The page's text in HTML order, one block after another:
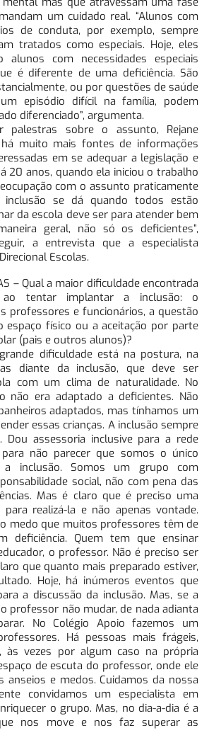
um cuidado real. “Alunos com
de conduta, por exemplo, sempre
tratados como especiais. Hoje, eles
alunos com necessidades especiais
é diferente de uma deficiência. São
ou por questões de saúde
episódio difícil na família, podem
diferenciado”, argumenta.
palestras sobre o assunto, Rejane
muito mais fontes de informações
em se adequar a legislação e
20 anos, quando ela iniciou o trabalho
com o assunto praticamente
inclusão se dá quando todos estão
da escola deve ser para atender bem
geral, não só os deficientes”,
a entrevista que a especialista
Escolas.
– Qual a maior dificuldade encontrada
tentar implantar a inclusão: o
professores e funcionários, a questão
espaço físico ou a aceitação por parte
(pais e outros alunos)?
dificuldade está na postura, na
diante da inclusão, que deve ser
com um clima de naturalidade. No
não era adaptado a deficientes. Não
adaptados, mas tínhamos um
essas crianças. A inclusão sempre
Dou assessoria inclusive para a rede
não parecer que somos o único
a inclusão. Somos um grupo com
social, não com pena das
Mas é claro que é preciso uma
realizá-la e não apenas vontade.
medo que muitos professores têm de
deficiência. Quem tem que ensinar
o professor. Não é preciso ser
que quanto mais preparado estiver,
Hoje, há inúmeros eventos que
a discussão da inclusão. Mas, se a
professor não mudar, de nada adianta
No Colégio Apoio fazemos um
Há pessoas mais frágeis,
às vezes por algum caso na própria
de escuta do professor, onde ele
anseios e medos. Cuidamos da nossa
convidamos um especialista em
o grupo. Mas, no dia-a-dia é a
nos move e nos faz superar as